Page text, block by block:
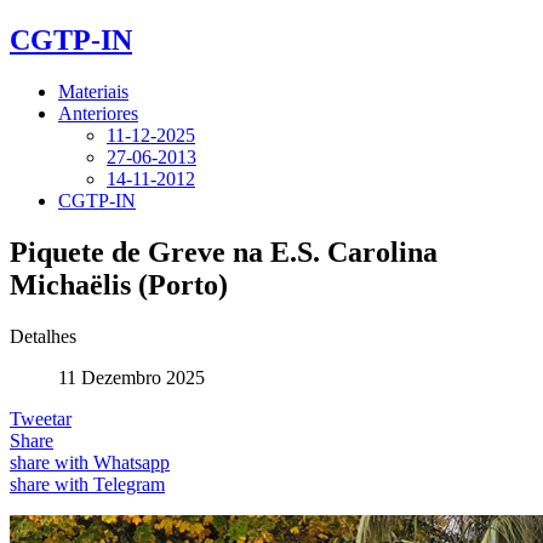
CGTP-IN
Materiais
Anteriores
11-12-2025
27-06-2013
14-11-2012
CGTP-IN
Piquete de Greve na E.S. Carolina
Michaëlis (Porto)
Detalhes
11 Dezembro 2025
Tweetar
Share
share with Whatsapp
share with Telegram